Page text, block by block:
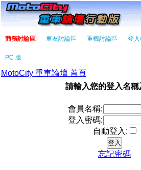
商務討論區 車友討論區 重機討論區 登
PC 版
MotoCity 重車論壇 首頁
請輸入您的登入名稱
會員名稱:
登入密碼:
自動登入:
忘記密碼